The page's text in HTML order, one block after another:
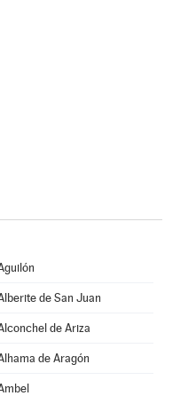
de San Juan
de Ariza
de Aragón